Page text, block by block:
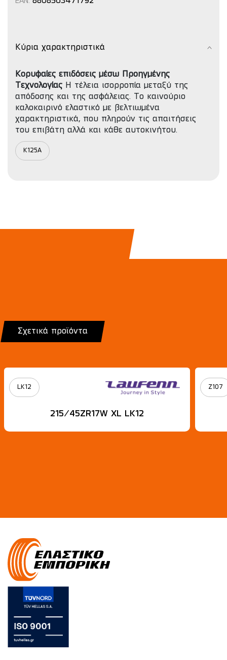
Κύρια χαρακτηριστικά
Κορυφαίες επιδόσεις μέσω Προηγμένης
Τεχνολογίας Η τέλεια ισορροπία μεταξύ της
απόδοσης και της ασφάλειας. To καινούριο
καλοκαιρινό ελαστικό με βελτιωμένα
χαρακτηριστικά, που πληρούν τις απαιτήσεις
του επιβάτη αλλά και κάθε αυτοκινήτου.
K125A
Σχετικά προϊόντα
LK12
215/45ZR17W XL LK12
Z107